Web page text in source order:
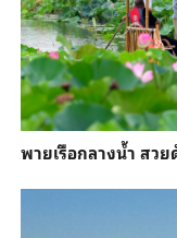
พายเรือกลางน้ำ สว